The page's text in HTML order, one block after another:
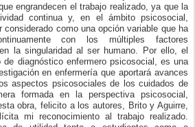
engrandecen el trabajo realizado, ya que la
continua y, en el ámbito psicosocial,
considerado como una opción variable que ha
con los múltiples factores
la singularidad al ser humano. Por ello, el
de diagnóstico enfermero psicosocial, es una
en enfermería que aportará avances
aspectos psicosociales de los cuidados de
formada en la perspectiva psicosocial,
obra, felicito a los autores, Brito y Aguirre,
mi reconocimiento al trabajo realizado.